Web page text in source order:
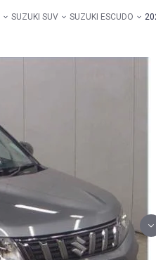
SUZUKI SUV SUZUKI ESCUDO